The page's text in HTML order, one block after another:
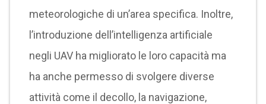
meteorologiche di un’area specifica. Inoltre,
l’introduzione dell’intelligenza artificiale
negli UAV ha migliorato le loro capacità ma
ha anche permesso di svolgere diverse
attività come il decollo, la navigazione,